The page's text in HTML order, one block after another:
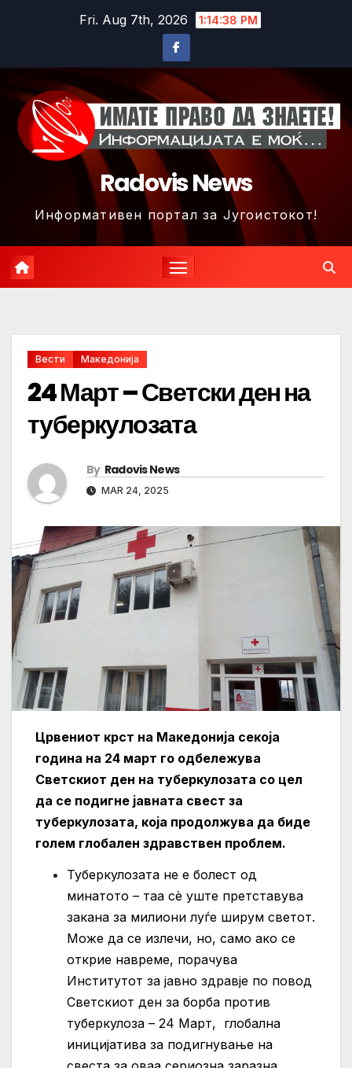
Fri. Aug 7th, 2026 1:14:41 PM
Radovis News
Информативен портал за Југоистокот!
Вести Македонија
24 Март – Светски ден на
туберкулозата
By Radovis News
MAR 24, 2025
Црвениот крст на Македонија секоја
година на 24 март го одбележува
Светскиот ден на туберкулозата со цел
да се подигне јавната свест за
туберкулозата, која продолжува да биде
голем глобален здравствен проблем.
Туберкулозата не е болест од
минатото – таа сè уште претставува
закана за милиони луѓе ширум светот.
Може да се излечи, но, само ако се
открие навреме, порачува
Институтот за јавно здравје по повод
Светскиот ден за борба против
туберкулоза – 24 Март, глобална
иницијатива за подигнување на